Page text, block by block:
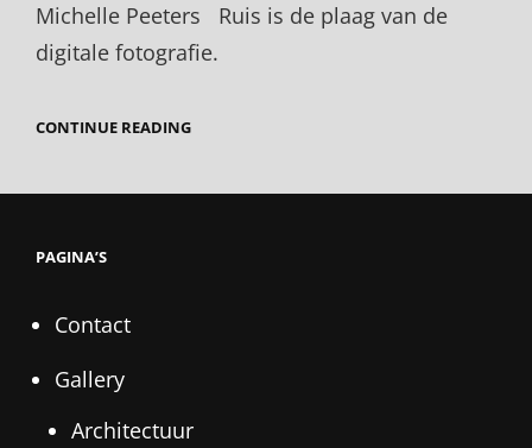
Michelle Peeters Ruis is de plaag van de
digitale fotografie.
CONTINUE READING12
PAGINA’S
Contact
Gallery
Architectuur